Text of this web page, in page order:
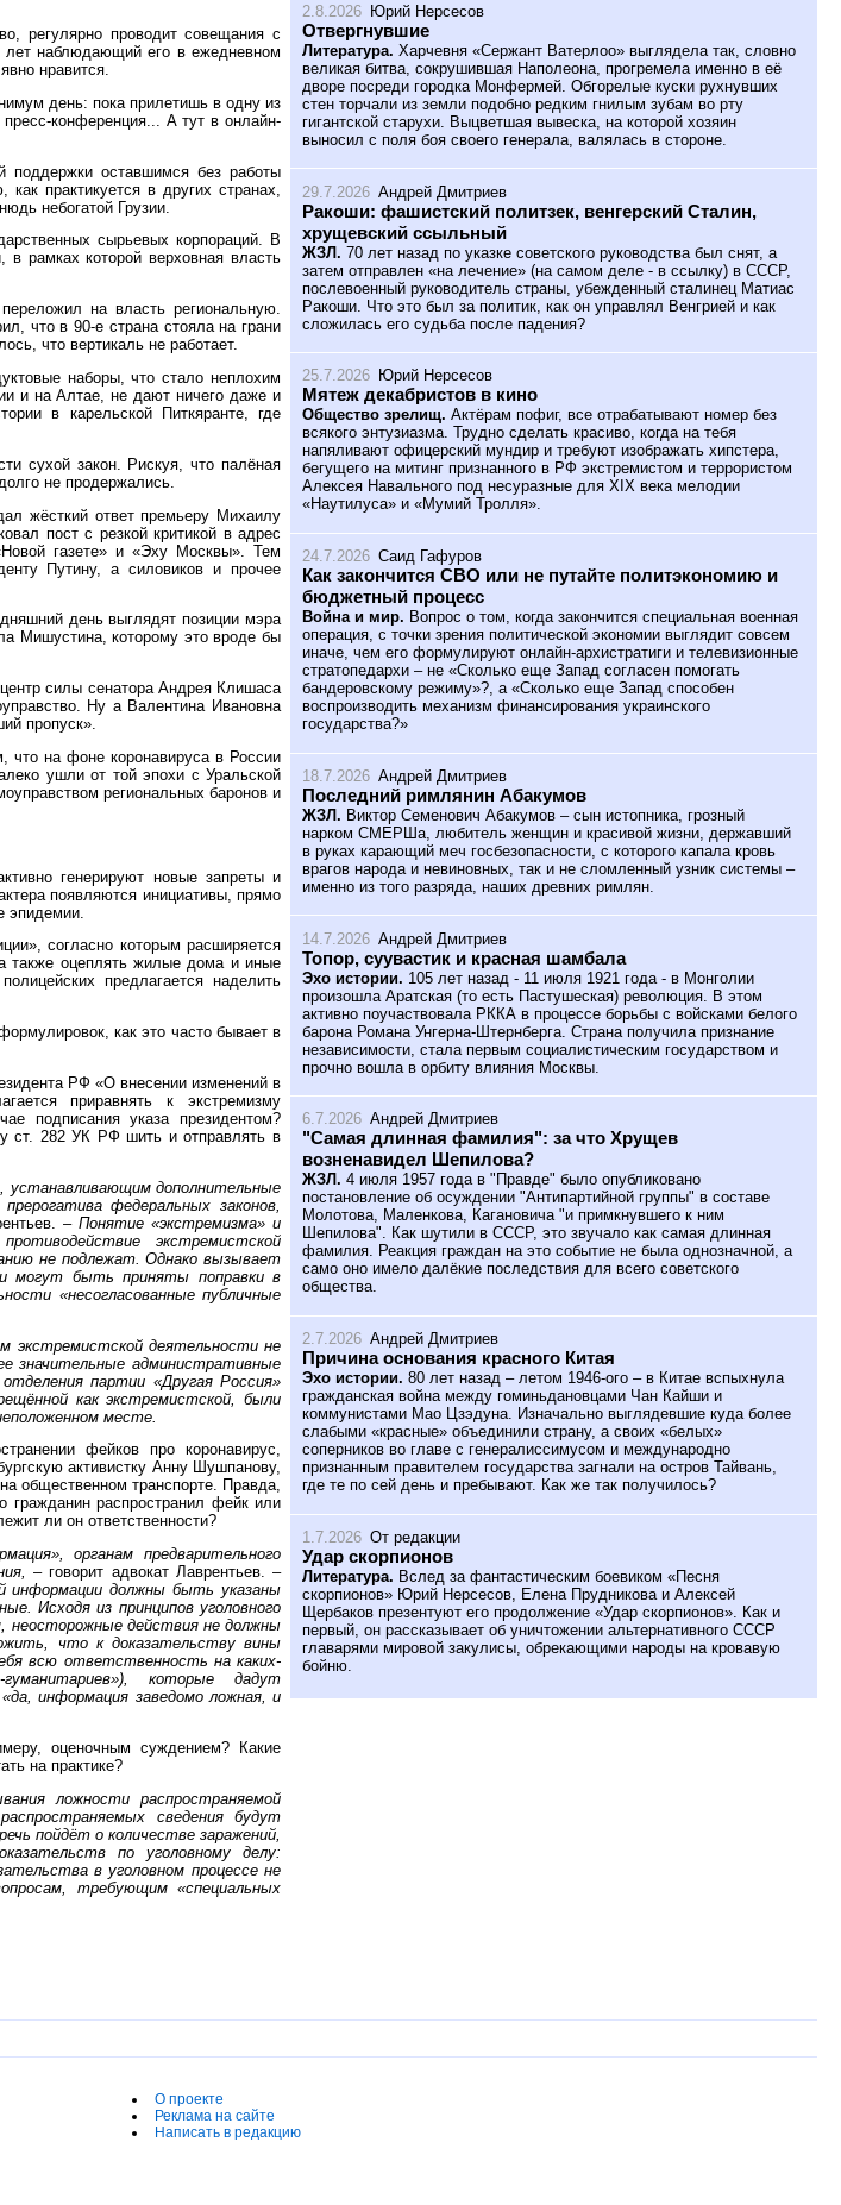
регулярно проводит совещания с
лет наблюдающий его в ежедневном
нравится.
день: пока прилетишь в одну из
конференция... А тут в онлайн-
оставшимся без работы
практикуется в других странах,
небогатой Грузии.
сырьевых корпораций. В
рамках которой верховная власть
на власть региональную.
что в 90-е страна стояла на грани
что вертикаль не работает.
наборы, что стало неплохим
и на Алтае, не дают ничего даже и
в карельской Питкяранте, где
сухой закон. Рискуя, что палёная
не продержались.
жёсткий ответ премьеру Михаилу
пост с резкой критикой в адрес
газете» и «Эху Москвы». Тем
Путину, а силовиков и прочее
день выглядят позиции мэра
Мишустина, которому это вроде бы
силы сенатора Андрея Клишаса
Ну а Валентина Ивановна
пропуск».
что на фоне коронавируса в России
ушли от той эпохи с Уральской
региональных баронов и
генерируют новые запреты и
появляются инициативы, прямо
эпидемии.
согласно которым расширяется
также оцеплять жилые дома и иные
предлагается наделить
как это часто бывает в
РФ «О внесении изменений в
приравнять к экстремизму
подписания указа президентом?
ст. 282 УК РФ шить и отправлять в
дополнительные
федеральных законов,
– Понятие «экстремизма» и
экстремистской
не подлежат. Однако вызывает
могут быть приняты поправки в
«несогласованные публичные
экстремистской деятельности не
значительные административные
партии «Другая Россия»
как экстремистской, были
месте.
фейков про коронавирус,
активистку Анну Шушпанову,
общественном транспорте. Правда,
гражданин распространил фейк или
ли он ответственности?
органам предварительного
– говорит адвокат Лаврентьев. –
информации должны быть указаны
Исходя из принципов уголовного
неосторожные действия не должны
что к доказательству вины
всю ответственность на каких-
гуманитариев»), которые дадут
информация заведомо ложная, и
оценочным суждением? Какие
на практике?
ложности распространяемой
сведения будут
пойдёт о количестве заражений,
по уголовному делу:
в уголовном процессе не
требующим «специальных
2.8.2026 Юрий Нерсесов
Отвергнувшие
Литература. Харчевня «Сержант Ватерлоо» выглядела так, словно
великая битва, сокрушившая Наполеона, прогремела именно в её
дворе посреди городка Монфермей. Обгорелые куски рухнувших
стен торчали из земли подобно редким гнилым зубам во рту
гигантской старухи. Выцветшая вывеска, на которой хозяин
выносил с поля боя своего генерала, валялась в стороне.
29.7.2026 Андрей Дмитриев
Ракоши: фашистский политзек, венгерский Сталин,
хрущевский ссыльный
ЖЗЛ. 70 лет назад по указке советского руководства был снят, а
затем отправлен «на лечение» (на самом деле - в ссылку) в СССР,
послевоенный руководитель страны, убежденный сталинец Матиас
Ракоши. Что это был за политик, как он управлял Венгрией и как
сложилась его судьба после падения?
25.7.2026 Юрий Нерсесов
Мятеж декабристов в кино
Общество зрелищ. Актёрам пофиг, все отрабатывают номер без
всякого энтузиазма. Трудно сделать красиво, когда на тебя
напяливают офицерский мундир и требуют изображать хипстера,
бегущего на митинг признанного в РФ экстремистом и террористом
Алексея Навального под несуразные для XIX века мелодии
«Наутилуса» и «Мумий Тролля».
24.7.2026 Саид Гафуров
Как закончится СВО или не путайте политэкономию и
бюджетный процесс
Война и мир. Вопрос о том, когда закончится специальная военная
операция, с точки зрения политической экономии выглядит совсем
иначе, чем его формулируют онлайн-архистратиги и телевизионные
стратопедархи – не «Сколько еще Запад согласен помогать
бандеровскому режиму»?, а «Сколько еще Запад способен
воспроизводить механизм финансирования украинского
государства?»
18.7.2026 Андрей Дмитриев
Последний римлянин Абакумов
ЖЗЛ. Виктор Семенович Абакумов – сын истопника, грозный
нарком СМЕРШа, любитель женщин и красивой жизни, державший
в руках карающий меч госбезопасности, с которого капала кровь
врагов народа и невиновных, так и не сломленный узник системы –
именно из того разряда, наших древних римлян.
14.7.2026 Андрей Дмитриев
Топор, суувастик и красная шамбала
Эхо истории. 105 лет назад - 11 июля 1921 года - в Монголии
произошла Аратская (то есть Пастушеская) революция. В этом
активно поучаствовала РККА в процессе борьбы с войсками белого
барона Романа Унгерна-Штернберга. Страна получила признание
независимости, стала первым социалистическим государством и
прочно вошла в орбиту влияния Москвы.
6.7.2026 Андрей Дмитриев
"Самая длинная фамилия": за что Хрущев
возненавидел Шепилова?
ЖЗЛ. 4 июля 1957 года в "Правде" было опубликовано
постановление об осуждении "Антипартийной группы" в составе
Молотова, Маленкова, Кагановича "и примкнувшего к ним
Шепилова". Как шутили в СССР, это звучало как самая длинная
фамилия. Реакция граждан на это событие не была однозначной, а
само оно имело далёкие последствия для всего советского
общества.
2.7.2026 Андрей Дмитриев
Причина основания красного Китая
Эхо истории. 80 лет назад – летом 1946-ого – в Китае вспыхнула
гражданская война между гоминьдановцами Чан Кайши и
коммунистами Мао Цзэдуна. Изначально выглядевшие куда более
слабыми «красные» объединили страну, а своих «белых»
соперников во главе с генералиссимусом и международно
признанным правителем государства загнали на остров Тайвань,
где те по сей день и пребывают. Как же так получилось?
1.7.2026 От редакции
Удар скорпионов
Литература. Вслед за фантастическим боевиком «Песня
скорпионов» Юрий Нерсесов, Елена Прудникова и Алексей
Щербаков презентуют его продолжение «Удар скорпионов». Как и
первый, он рассказывает об уничтожении альтернативного СССР
главарями мировой закулисы, обрекающими народы на кровавую
бойню.
О проекте
Реклама на сайте
Написать в редакцию